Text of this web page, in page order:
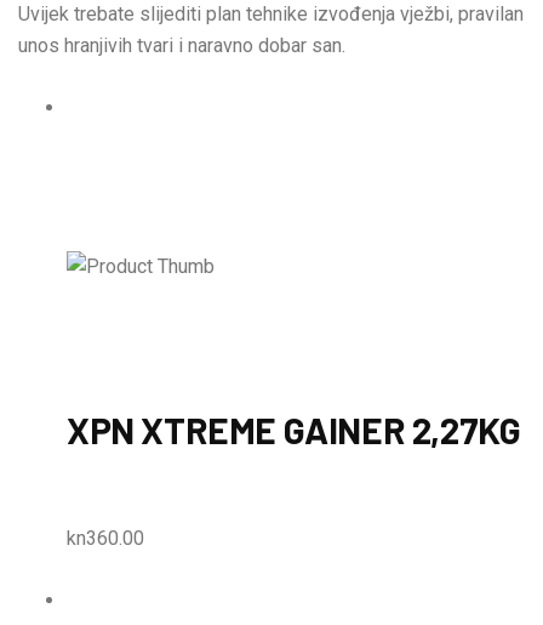
Uvijek trebate slijediti plan tehnike izvođenja vježbi, pravilan
unos hranjivih tvari i naravno dobar san.
XPN XTREME GAINER 2,27KG
kn360.00